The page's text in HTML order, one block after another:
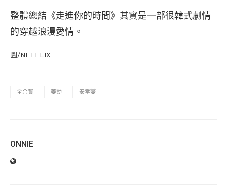
整體總結《走進你的時間》其實是一部很韓式劇情
的穿越浪漫愛情。
圖/NETFLIX
全余贇 姜勳 安孝燮
ONNIE